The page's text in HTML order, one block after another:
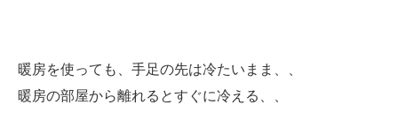
暖房を使っても、手足の先は冷たいまま、、
暖房の部屋から離れるとすぐに冷える、、